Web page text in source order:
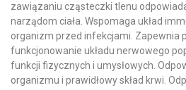
zawiązaniu cząsteczki tlenu
narządom ciała. Wspomaga układ
organizm przed infekcjami. Zapewnia
funkcjonowanie układu nerwowego
funkcji fizycznych i umysłowych.
organizmu i prawidłowy skład krwi.